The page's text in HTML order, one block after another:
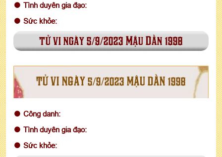
Tình duyên gia đạo:
Sức khỏe:
tử vi ngày 5/9/2023 Mậu Dần 1998
TỬ VI NGÀY 5/9/2023 MẬU DẦN 1998
Công danh:
Tình duyên gia đạo:
Sức khỏe: